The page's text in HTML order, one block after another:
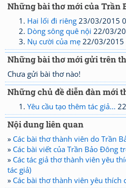
Những bài thơ mới của Trần
Hai lối đi riêng 23/03/2015
Dòng sông quê nội 22/03/
Nụ cười của mẹ 22/03/2015
Những bài thơ mới gửi trên
Chưa gửi bài thơ nào!
Những chủ đề diễn đàn mới
Yêu cầu tạo thêm tác giả...
Nội dung liên quan
» Các bài thơ thành viên do Trần
» Các bài viết của Trần Bảo Đông
» Các tác giả thơ thành viên yêu
tác giả)
» Các bài thơ thành viên yêu thích